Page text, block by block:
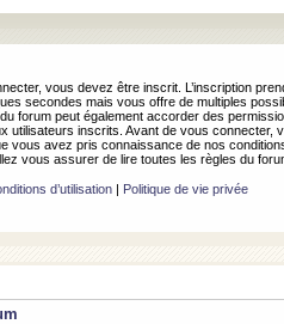
vous devez être inscrit. L’inscription
secondes mais vous offre de multiples
du forum peut également accorder des
utilisateurs inscrits. Avant de vous connecter,
vous avez pris connaissance de nos
vous assurer de lire toutes les règles du
d’utilisation| Politique de vie privée